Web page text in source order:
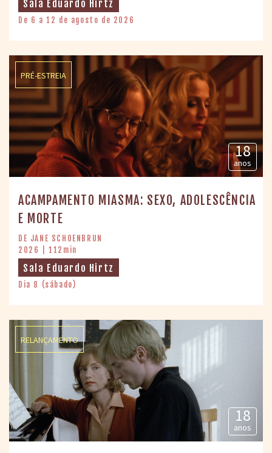
Sala Eduardo Hirtz
De 6 a 12 de agosto de 2026
PRÉ-ESTREIA
18
anos
ACAMPAMENTO MIASMA: SEXO, ADOLESCÊNCIA
E MORTE
DE JANE SCHOENBRUN
2026 | 112min
Sala Eduardo Hirtz
Dia 8 (sábado)
RELANÇAMENTO
18
anos